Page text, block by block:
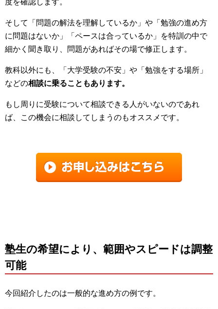
度を確認します。
そして「問題の解法を理解しているか」や「勉強の進め方
に問題はないか」「ペースは合っているか」を特訓の中で
細かく聞き取り、問題があればその場で修正します。
教科以外にも、「大学受験の不安」や「勉強をする場所」
などの相談に乗ることもあります。
もし周りに受験について相談できる人がいないのであれ
ば、この機会に相談してしまうのもオススメです。
塾生の希望により、範囲やスピードは調整
可能
今回紹介したのは一般的な進め方の例です。